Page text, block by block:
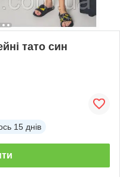
тато син
15 днів